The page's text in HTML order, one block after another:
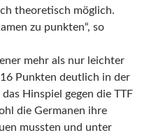
theoretisch möglich.
zu punkten“, so
mehr als nur leichter
Punkten deutlich in der
Hinspiel gegen die TTF
die Germanen ihre
mussten und unter